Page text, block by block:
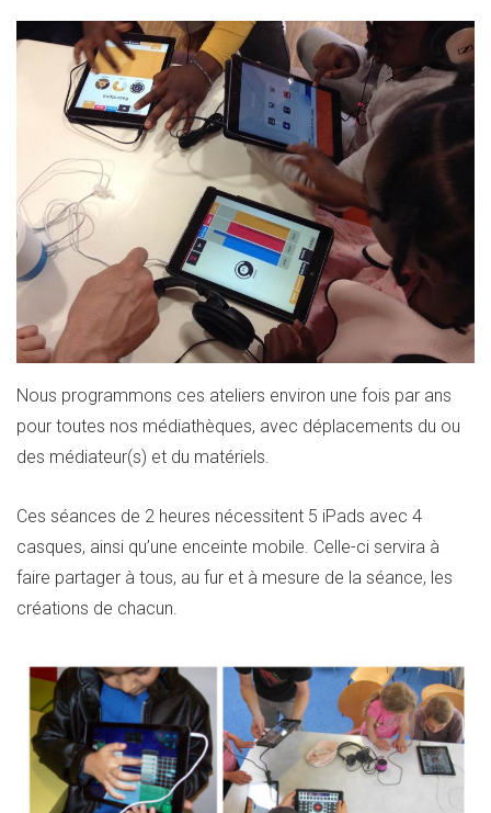
Nous programmons ces ateliers environ une fois par ans
pour toutes nos médiathèques, avec déplacements du ou
des médiateur(s) et du matériels.
Ces séances de 2 heures nécessitent 5 iPads avec 4
casques, ainsi qu’une enceinte mobile. Celle-ci servira à
faire partager à tous, au fur et à mesure de la séance, les
créations de chacun.